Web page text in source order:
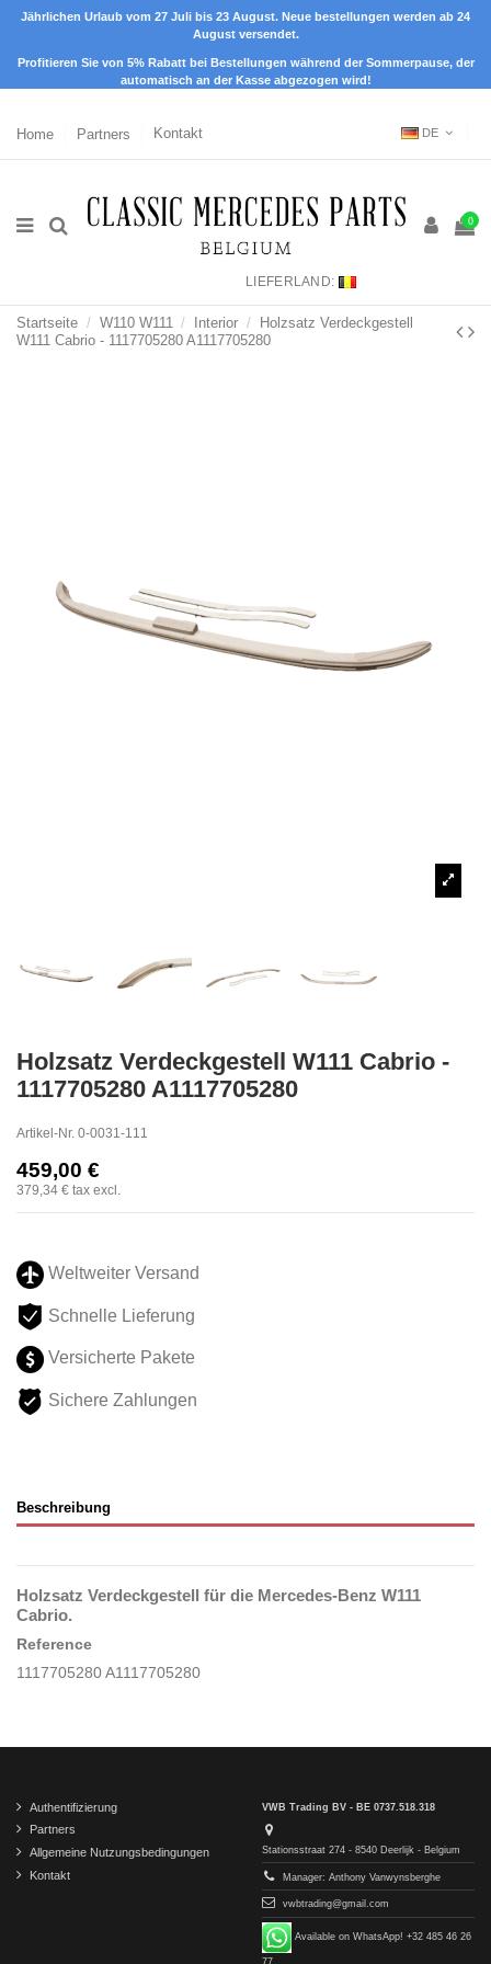
Jährlichen Urlaub vom 27 Juli bis 23 August. Neue bestellungen werden ab 24
August versendet.
Profitieren Sie von 5% Rabatt bei Bestellungen während der Sommerpause, der
automatisch an der Kasse abgezogen wird!
Home Partners Kontakt DE
0
LIEFERLAND:
Startseite W110 W111 Interior
Holzsatz Verdeckgestell
W111 Cabrio - 1117705280 A1117705280
Holzsatz Verdeckgestell W111 Cabrio -
1117705280 A1117705280
Artikel-Nr. 0-0031-111
459,00 €
379,34 € tax excl.
Weltweiter Versand
Schnelle Lieferung
Versicherte Pakete
Sichere Zahlungen
Beschreibung
Holzsatz Verdeckgestell für die Mercedes-Benz W111
Cabrio.
Reference
1117705280 A1117705280
Authentifizierung
Partners
Allgemeine Nutzungsbedingungen
Kontakt
VWB Trading BV - BE 0737.518.318
Stationsstraat 274 - 8540 Deerlijk - Belgium
Manager: Anthony Vanwynsberghe
vwbtrading@gmail.com
Available on WhatsApp! +32 485 46 26
77